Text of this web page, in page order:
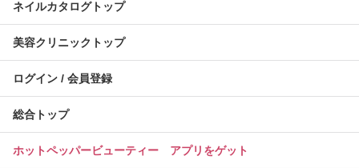
ネイルカタログトップ
美容クリニックトップ
ログイン / 会員登録
総合トップ
ホットペッパービューティー アプリをゲット